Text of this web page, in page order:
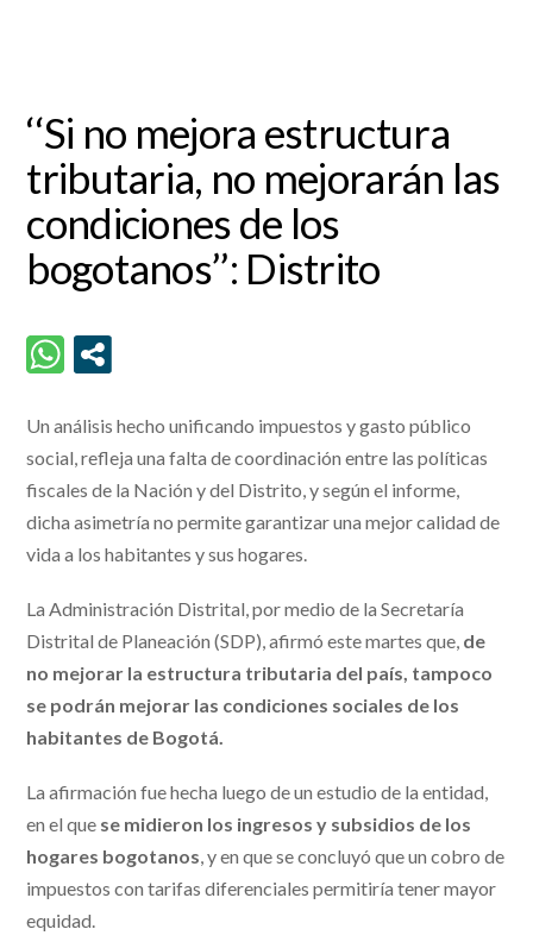
‘‘Si no mejora estructura
tributaria, no mejorarán las
condiciones de los
bogotanos’’: Distrito
Un análisis hecho unificando impuestos y gasto público
social, refleja una falta de coordinación entre las políticas
fiscales de la Nación y del Distrito, y según el informe,
dicha asimetría no permite garantizar una mejor calidad de
vida a los habitantes y sus hogares.
La Administración Distrital, por medio de la Secretaría
Distrital de Planeación (SDP), afirmó este martes que, de
no mejorar la estructura tributaria del país, tampoco
se podrán mejorar las condiciones sociales de los
habitantes de Bogotá.
La afirmación fue hecha luego de un estudio de la entidad,
en el que se midieron los ingresos y subsidios de los
hogares bogotanos, y en que se concluyó que un cobro de
impuestos con tarifas diferenciales permitiría tener mayor
equidad.